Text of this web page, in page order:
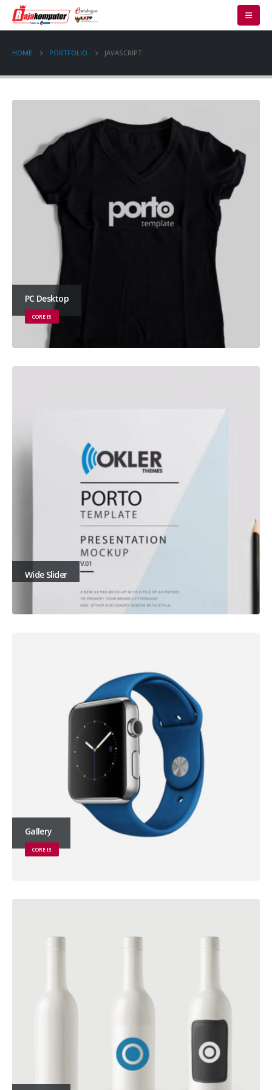
HOME PORTFOLIO JAVASCRIPT
PC Desktop
CORE I5
Wide Slider
Gallery
CORE I3